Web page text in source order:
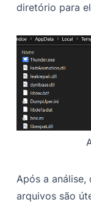
diretório para
Após a análise,
arquivos são